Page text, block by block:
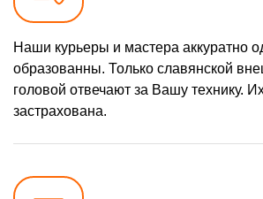
Наши курьеры и мастера аккуратно
образованны. Только славянской
головой отвечают за Вашу технику.
застрахована.